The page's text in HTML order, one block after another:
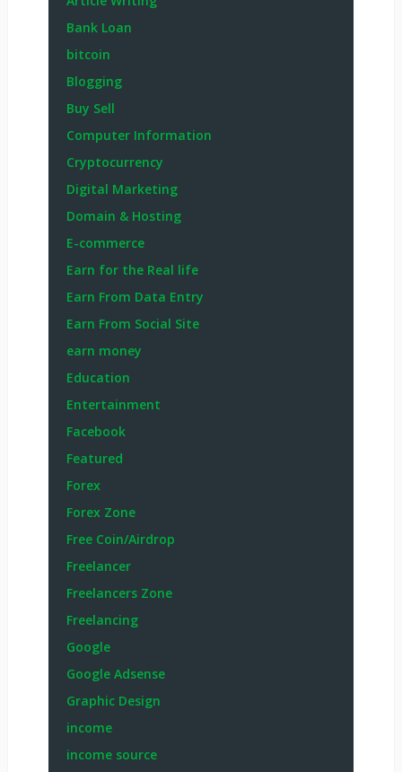
Bank Loan
bitcoin
Blogging
Buy Sell
Computer Information
Cryptocurrency
Digital Marketing
Domain & Hosting
E-commerce
Earn for the Real life
Earn From Data Entry
Earn From Social Site
earn money
Education
Entertainment
Facebook
Featured
Forex
Forex Zone
Free Coin/Airdrop
Freelancer
Freelancers Zone
Freelancing
Google
Google Adsense
Graphic Design
income
income source